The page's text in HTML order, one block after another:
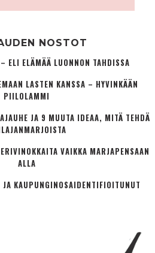
NOSTOT
ELI ELÄMÄÄ LUONNON TAHDISSA
LASTEN KANSSA – HYVINKÄÄN
PIILOLAMMI
JA 9 MUUTA IDEAA, MITÄ TEHDÄ
VAIKKA MARJAPENSAAN
ALLA
KAUPUNGINOSA­IDENTIFIOITUNUT